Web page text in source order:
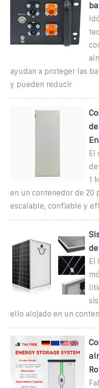
ayudan a proteger las
y pueden reducir
El
de
1
en un contenedor de 20
escalable, confiable y
El
ello alojado en un